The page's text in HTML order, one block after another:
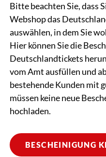
Bitte beachten Sie, dass
Webshop das
auswählen, in dem Sie
Hier können Sie die
Deutschlandtickets
vom Amt ausfüllen und
bestehende Kunden mit
müssen keine neue
hochladen.
BESCHEINIGUNG